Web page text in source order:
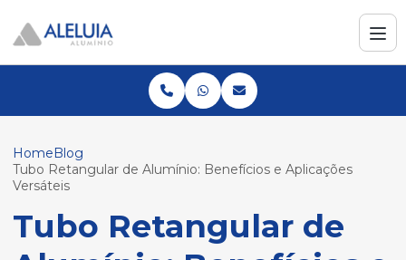
HomeBlog
Tubo Retangular de Alumínio: Benefícios e Aplicações
Versáteis
Tubo Retangular de